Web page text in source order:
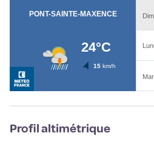
Profil altimétrique